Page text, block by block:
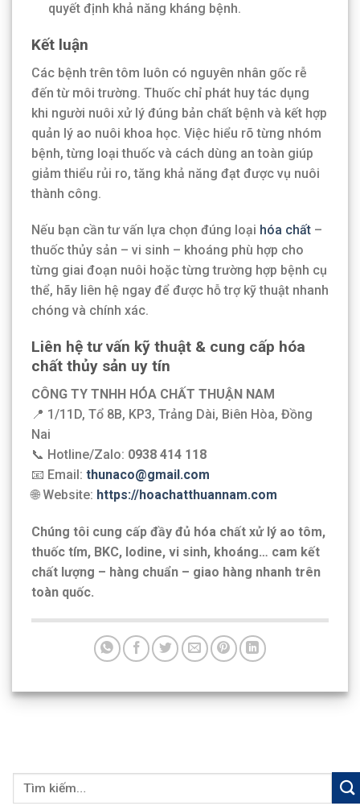
quyết định khả năng kháng bệnh.
Kết luận
Các bệnh trên tôm luôn có nguyên nhân gốc rễ
đến từ môi trường. Thuốc chỉ phát huy tác dụng
khi người nuôi xử lý đúng bản chất bệnh và kết hợp
quản lý ao nuôi khoa học. Việc hiểu rõ từng nhóm
bệnh, từng loại thuốc và cách dùng an toàn giúp
giảm thiểu rủi ro, tăng khả năng đạt được vụ nuôi
thành công.
Nếu bạn cần tư vấn lựa chọn đúng loại hóa chất –
thuốc thủy sản – vi sinh – khoáng phù hợp cho
từng giai đoạn nuôi hoặc từng trường hợp bệnh cụ
thể, hãy liên hệ ngay để được hỗ trợ kỹ thuật nhanh
chóng và chính xác.
Liên hệ tư vấn kỹ thuật & cung cấp hóa
chất thủy sản uy tín
CÔNG TY TNHH HÓA CHẤT THUẬN NAM
📍 1/11D, Tổ 8B, KP3, Trảng Dài, Biên Hòa, Đồng
Nai
📞 Hotline/Zalo: 0938 414 118
📧 Email: thunaco@gmail.com
🌐 Website: https://hoachatthuannam.com
Chúng tôi cung cấp đầy đủ hóa chất xử lý ao tôm,
thuốc tím, BKC, Iodine, vi sinh, khoáng… cam kết
chất lượng – hàng chuẩn – giao hàng nhanh trên
toàn quốc.